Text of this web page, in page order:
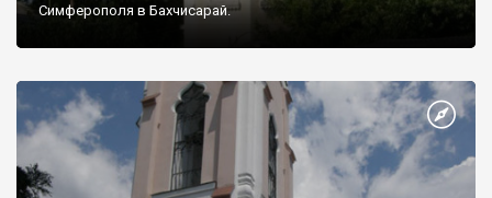
Симферополя в Бахчисарай.